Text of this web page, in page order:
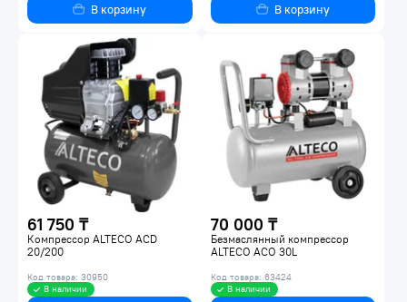
В корзину В корзину
61 750 ₸
Компрессор ALTECO ACD
20/200
Код товара: 30950
В наличии
70 000 ₸
Безмаслянный компрессор
ALTECO ACO 30L
Код товара: 63424
В наличии